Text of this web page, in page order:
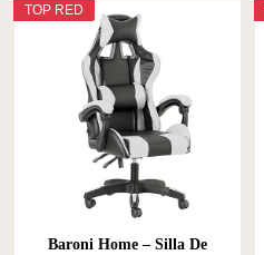
TOP RED
Baroni Home – Silla De